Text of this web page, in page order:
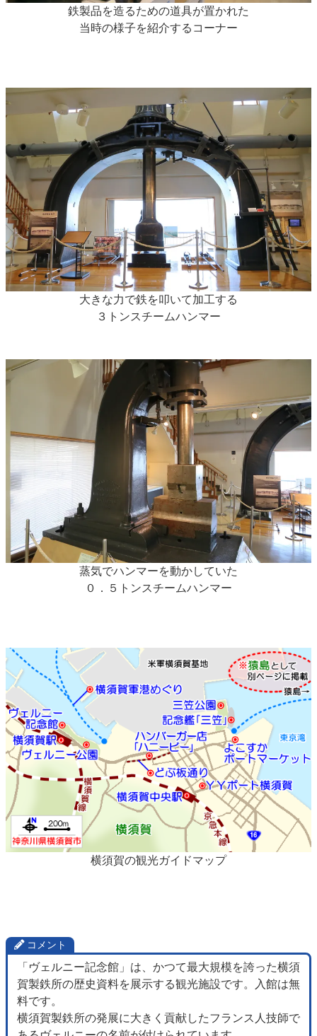
鉄製品を造るための道具が置かれた
当時の様子を紹介するコーナー
大きな力で鉄を叩いて加工する
３トンスチームハンマー
蒸気でハンマーを動かしていた
０．５トンスチームハンマー
横須賀の観光ガイドマップ
コメント
「ヴェルニー記念館」は、かつて最大規模を誇った横須
賀製鉄所の歴史資料を展示する観光施設です。入館は無
料です。
横須賀製鉄所の発展に大きく貢献したフランス人技師で